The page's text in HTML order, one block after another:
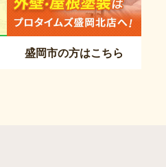
盛岡市の方はこちら